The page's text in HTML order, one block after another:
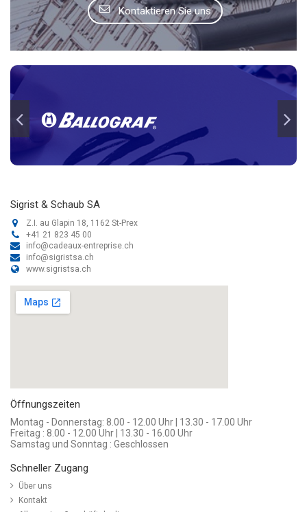
Kontaktieren Sie uns
Sigrist & Schaub SA
Z.I. au Glapin 18, 1162 St-Prex
+41 21 823 45 00
info@cadeaux-entreprise.ch
info@sigristsa.ch
www.sigristsa.ch
Öffnungszeiten
Montag - Donnerstag: 8.00 - 12.00 Uhr | 13.30 - 17.00 Uhr
Freitag : 8.00 - 12.00 Uhr | 13.30 - 16.00 Uhr
Samstag und Sonntag : Geschlossen
Schneller Zugang
Über uns
Kontakt